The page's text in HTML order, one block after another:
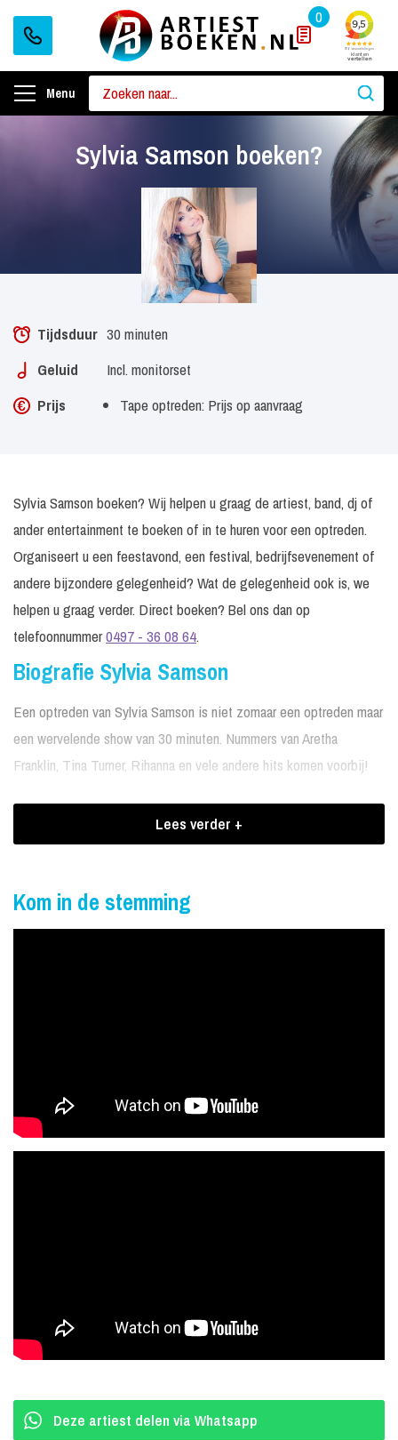
0
Menu
Sylvia Samson boeken?
Tijdsduur 30 minuten
Geluid
Incl. monitorset
Prijs
Tape optreden: Prijs op aanvraag
Sylvia Samson boeken? Wij helpen u graag de artiest, band, dj of
ander entertainment te boeken of in te huren voor een optreden.
Organiseert u een feestavond, een festival, bedrijfsevenement of
andere bijzondere gelegenheid? Wat de gelegenheid ook is, we
helpen u graag verder. Direct boeken? Bel ons dan op
telefoonnummer0497 - 36 08 64.
Biografie Sylvia Samson
Een optreden van Sylvia Samson is niet zomaar een optreden maar
een wervelende show van 30 minuten. Nummers van Aretha
Franklin, Tina Turner, Rihanna en vele andere hits komen voorbij!
Boekingen Sylvia Samson
In haar carriere, heeft Sylvia al meerdere malen met artiesten als
optreden van Sylvia Samson is uitermate geschikt voor exclusieve
gelegenheden als dinershows, gala's en bruiloften. Maar ook voor
kijken, luisteren en te genieten. In combinatie met 4 dansers en 3
zangeressen, prachtige licht effecten en goed geluid ondervind
men een bijzondere en krachtige afwisselende show.
Lees verder +
Kom in de stemming
Deze artiest delen via Whatsapp